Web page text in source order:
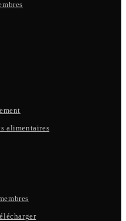
alimentaires